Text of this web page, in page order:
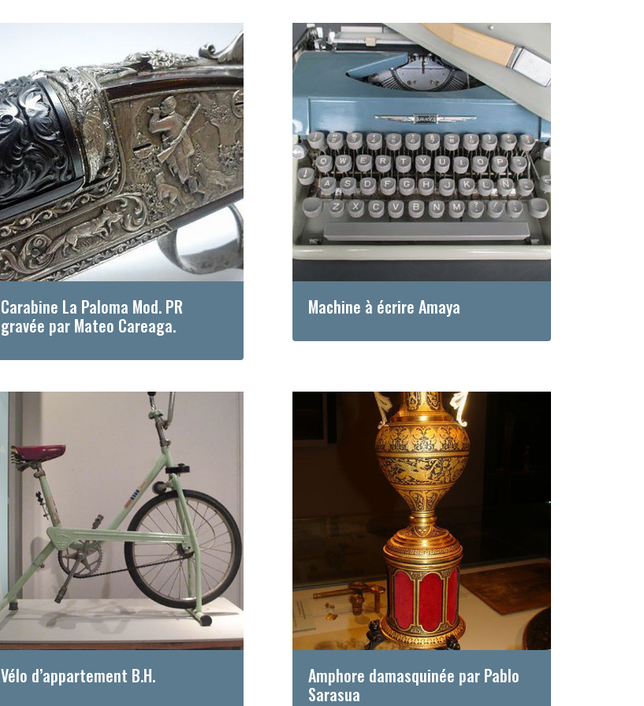
Carabine La Paloma Mod. PR
gravée par Mateo Careaga.
Machine à écrire Amaya
Vélo d’appartement B.H.
Amphore damasquinée par Pablo
Sarasua